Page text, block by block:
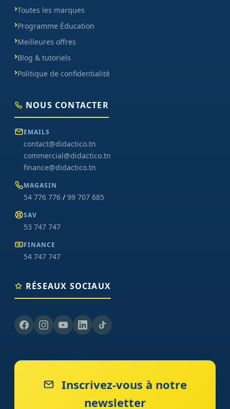
Toutes les marques
Programme Éducation
Meilleures offres
Blog & tutoriels
Politique de confidentialité
NOUS CONTACTER
EMAILS
contact@didactico.tn
commercial@didactico.tn
finance@didactico.tn
MAGASIN
54 776 776 / 99 707 685
SAV
53 747 747
FINANCE
54 747 747
RÉSEAUX SOCIAUX
Inscrivez-vous à notre
newsletter